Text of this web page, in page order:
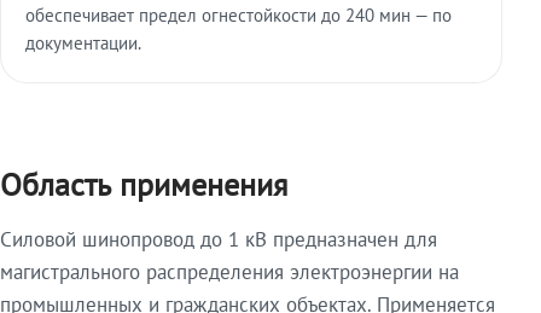
обеспечивает предел огнестойкости до 240 мин — по
документации.
Область применения
Силовой шинопровод до 1 кВ предназначен для
магистрального распределения электроэнергии на
промышленных и гражданских объектах. Применяется